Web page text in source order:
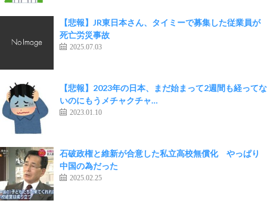
【悲報】JR東日本さん、タイミーで募集した従業員が
死亡労災事故
2025.07.03
【悲報】2023年の日本、まだ始まって2週間も経ってな
いのにもうメチャクチャ…
2023.01.10
石破政権と維新が合意した私立高校無償化 やっぱり
中国の為だった
2025.02.25